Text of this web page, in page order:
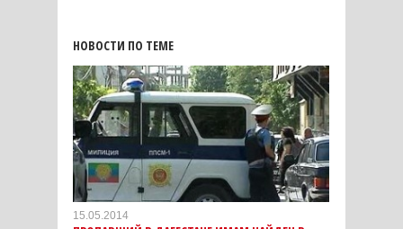
НОВОСТИ ПО ТЕМЕ
15.05.2014